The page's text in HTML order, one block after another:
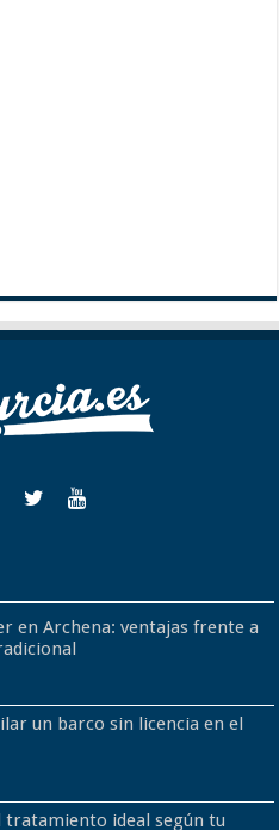
en Archena: ventajas frente a
un barco sin licencia en el
tratamiento ideal según tu